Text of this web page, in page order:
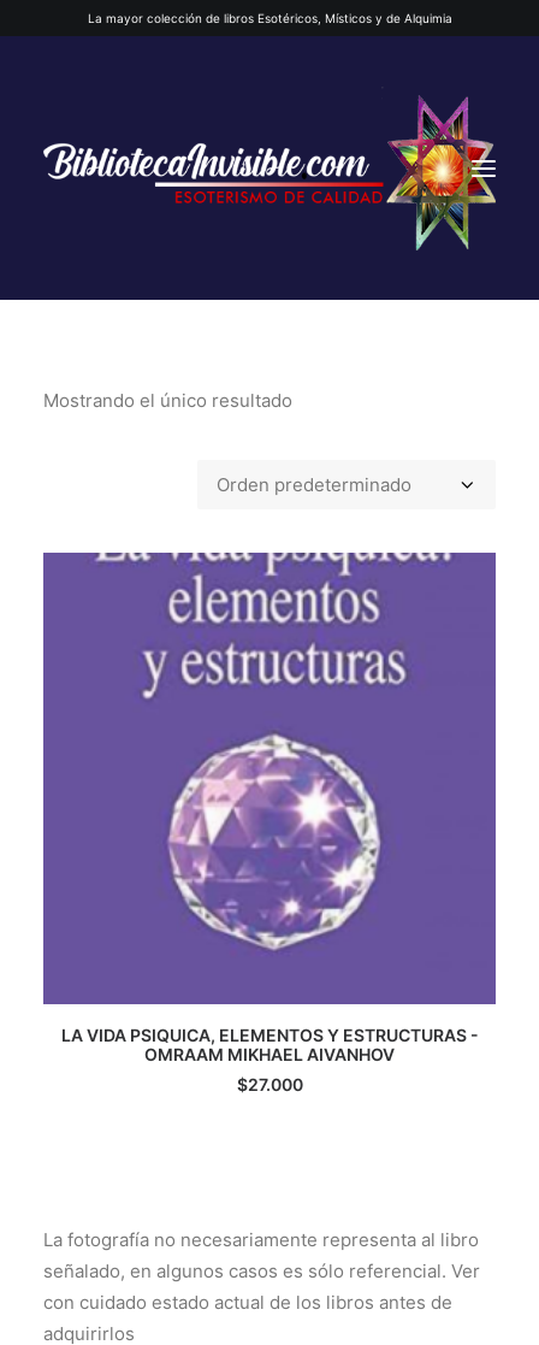
La mayor colección de libros Esotéricos, Místicos y de Alquimia
INICIO
AUTORES DESTACADOS
LOGIN / REGISTER
Mostrando el único resultado
AGREGAR AL CARRITO
LA VIDA PSIQUICA, ELEMENTOS Y ESTRUCTURAS -
OMRAAM MIKHAEL AIVANHOV
$27.000
La fotografía no necesariamente representa al libro
señalado, en algunos casos es sólo referencial. Ver
con cuidado estado actual de los libros antes de
adquirirlos